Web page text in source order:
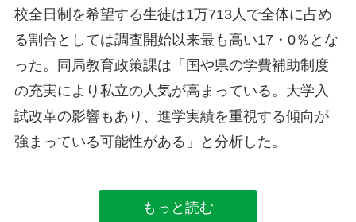
校全日制を希望する生徒は1万713人で全体に占め
る割合としては調査開始以来最も高い17・0％とな
った。同局教育政策課は「国や県の学費補助制度
の充実により私立の人気が高まっている。大学入
試改革の影響もあり、進学実績を重視する傾向が
強まっている可能性がある」と分析した。
もっと読む